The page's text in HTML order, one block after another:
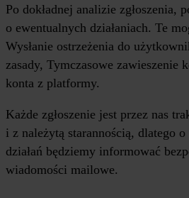
Po dokładnej analizie zgłoszenia,
o ewentualnych działaniach. Te
Wysłanie ostrzeżenia do
zasady, Tymczasowe zawieszenie
konta z platformy.
Każde zgłoszenie jest przez nas
i z należytą starannością, dlatego
działań będziemy informować
wiadomości mailowe.